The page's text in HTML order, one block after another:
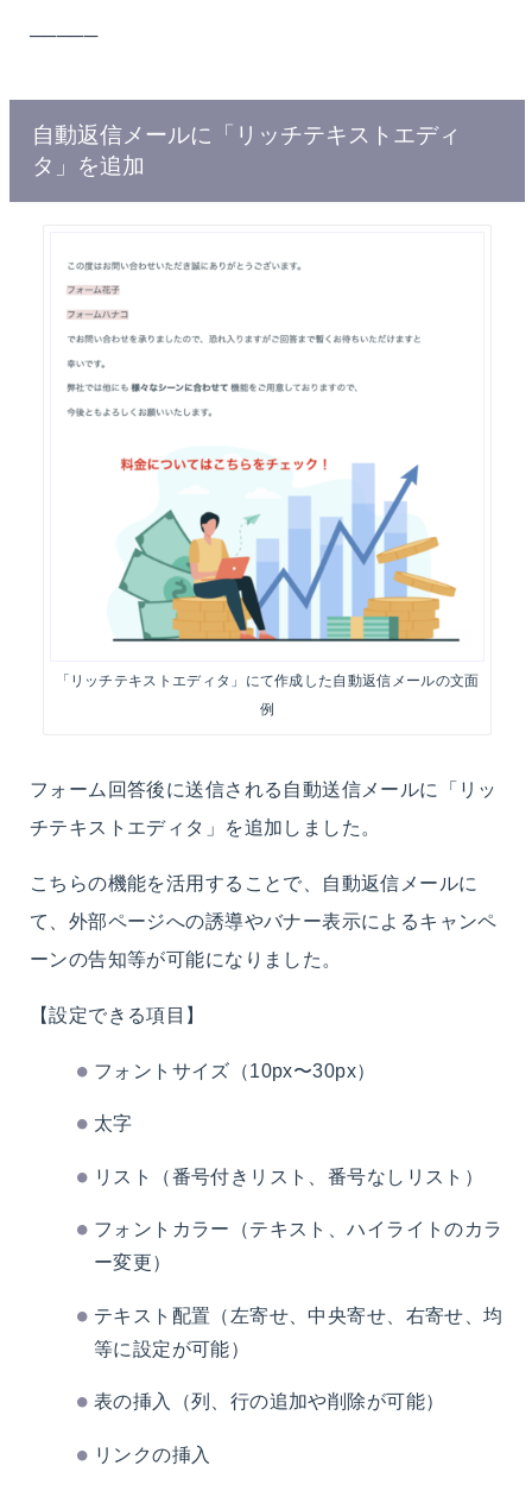
─────
自動返信メールに「リッチテキストエディ
タ」を追加
「リッチテキストエディタ」にて作成した自動返信メールの文面
例
フォーム回答後に送信される自動送信メールに「リッ
チテキストエディタ」を追加しました。
こちらの機能を活用することで、自動返信メールに
て、外部ページへの誘導やバナー表示によるキャンペ
ーンの告知等が可能になりました。
【設定できる項目】
フォントサイズ（10px〜30px）
太字
リスト（番号付きリスト、番号なしリスト）
フォントカラー（テキスト、ハイライトのカラ
ー変更）
テキスト配置（左寄せ、中央寄せ、右寄せ、均
等に設定が可能）
表の挿入（列、行の追加や削除が可能）
リンクの挿入